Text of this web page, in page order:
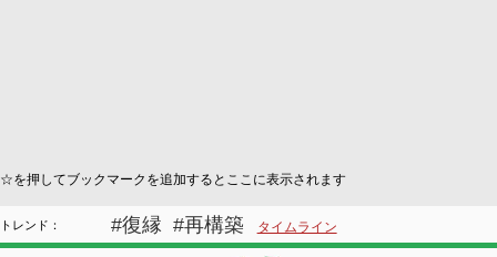
☆を押してブックマークを追加するとここに表示されます
#復縁 #再構築 タイムライン
トレンド：